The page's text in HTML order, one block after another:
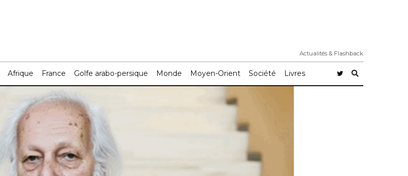
Actualités & Flashback
Afrique France Golfe arabo-persique Monde Moyen-Orient Société Livres